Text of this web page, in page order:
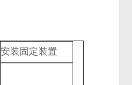
安装固定装置